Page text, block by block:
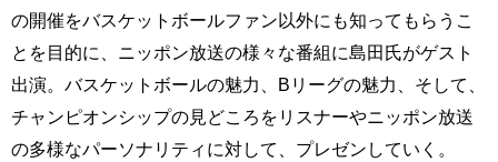
の開催をバスケットボールファン以外にも知ってもらうこ
とを目的に、ニッポン放送の様々な番組に島田氏がゲスト
出演。バスケットボールの魅力、Bリーグの魅力、そして、
チャンピオンシップの見どころをリスナーやニッポン放送
の多様なパーソナリティに対して、プレゼンしていく。